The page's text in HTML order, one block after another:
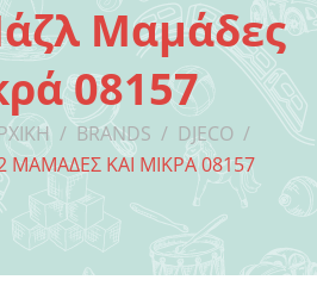
Μαμάδες
08157
/ BRANDS / DJECO /
ΜΑΜΆΔΕΣ ΚΑΙ ΜΙΚΡΆ 08157